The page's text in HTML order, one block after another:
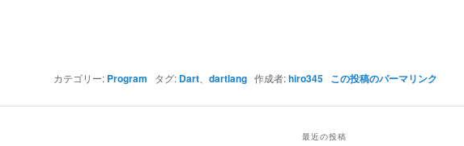
カテゴリー: Program タグ: Dart、 dartlang作成者:hiro345 この投稿のパーマリンク
最近の投稿